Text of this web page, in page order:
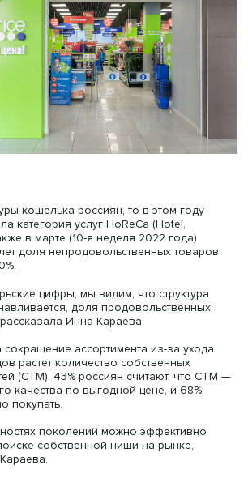
ценности денег стал рост
самообслуживания с
по низким ценам формата Fix
86% россиян хотя бы раз купили
регулярно посещают их 46%.
и средний чек покупки. Люди
дискаунтеры как место, где можно
но и побаловать себя недорогими
В итоге пенетрация магазинов
объеме покупок достигла 86%.
и новый сегмент розничного
название О2О (онлайн + офлайн).
что сравнивают цены на
и многие (50%) активно